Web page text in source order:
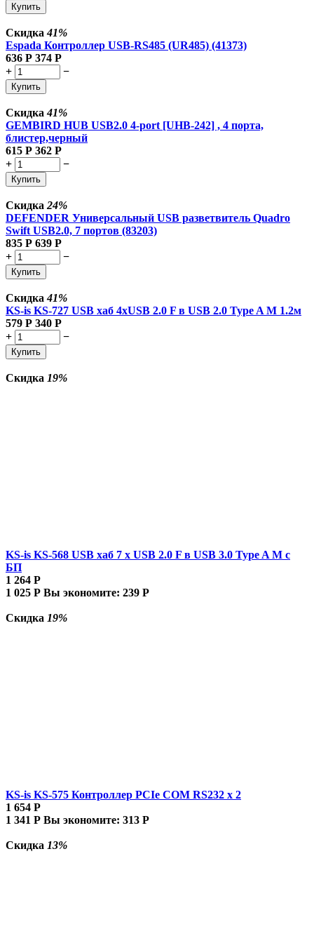
Купить
Скидка41%
Espada Контроллер USB-RS485 (UR485) (41373)
636 Р 374 Р
+
−
Купить
Скидка41%
GEMBIRD HUB USB2.0 4-port [UHB-242] , 4 порта,
блистер,черный
615 Р 362 Р
+
−
Купить
Скидка 24%
DEFENDER Универсальный USB разветвитель Quadro
Swift USB2.0, 7 портов (83203)
835 Р 639 Р
+
−
Купить
Скидка41%
KS-is KS-727 USB хаб 4xUSB 2.0 F в USB 2.0 Type A M 1.2м
579 Р 340 Р
+
−
Купить
Скидка 19%
KS-is KS-568 USB хаб 7 x USB 2.0 F в USB 3.0 Type A M с
БП
1 264 Р
1 025 Р Вы экономите: 239 Р
Скидка 19%
KS-is KS-575 Контроллер PCIe COM RS232 x 2
1 654 Р
1 341 Р Вы экономите: 313 Р
Скидка 13%